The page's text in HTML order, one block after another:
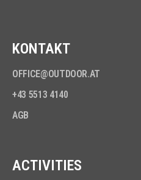
KONTAKT
OFFICE@OUTDOOR.AT
+43 5513 4140
AGB
ACTIVITIES